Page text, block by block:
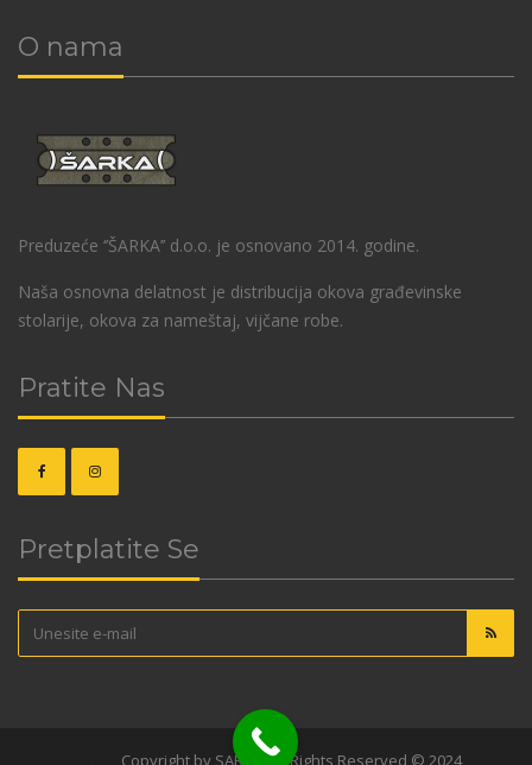
O nama
Preduzeće ‘’ŠARKA’’ d.o.o. je osnovano 2014. godine.
Naša osnovna delatnost je distribucija okova građevinske
stolarije, okova za nameštaj, vijčane robe.
Pratite Nas
Pretplatite Se
Copyright by SARKA. All Rights Reserved © 2024